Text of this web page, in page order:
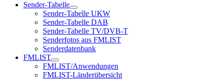
Sender-Tabelle
Sender-Tabelle UKW
Sender-Tabelle DAB
Sender-Tabelle TV/DVB-T
Senderfotos aus FMLIST
Senderdatenbank
FMLIST
FMLIST/Anwendungen
FMLIST-Länderübersicht